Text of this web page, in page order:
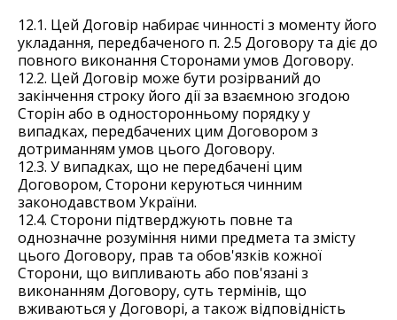
12.1. Цей Договір набирає чинності з моменту його
укладання, передбаченого п. 2.5 Договору та діє до
повного виконання Сторонами умов Договору.
12.2. Цей Договір може бути розірваний до
закінчення строку його дії за взаємною згодою
Сторін або в односторонньому порядку у
випадках, передбачених цим Договором з
дотриманням умов цього Договору.
12.3. У випадках, що не передбачені цим
Договором, Сторони керуються чинним
законодавством України.
12.4. Сторони підтверджують повне та
однозначне розуміння ними предмета та змісту
цього Договору, прав та обов'язків кожної
Сторони, що випливають або пов'язані з
виконанням Договору, суть термінів, що
вживаються у Договорі, а також відповідність